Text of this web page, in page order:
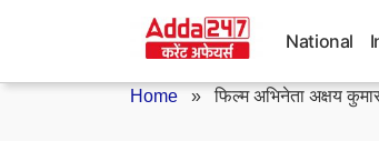
National
Home »फिल्म अभिनेता अक्षय